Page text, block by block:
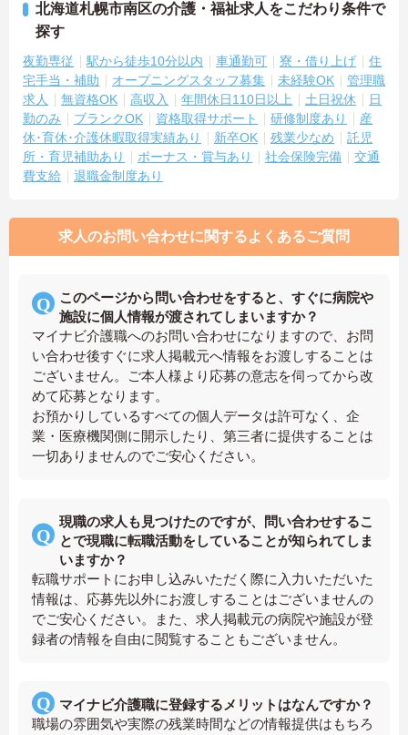
北海道札幌市南区の介護・福祉求人をこだわり条件で
探す
夜勤専従 駅から徒歩10分以内 車通勤可 寮・借り上げ
住
宅手当・補助
オープニングスタッフ募集 未経験OK
管理職
求人
無資格OK 高収入 年間休日110日以上 土日祝休
日
勤のみ
ブランクOK 資格取得サポート 研修制度あり
産
休･育休･介護休暇取得実績あり
新卒OK 残業少なめ
託児
所・育児補助あり
ボーナス・賞与あり 社会保険完備
交通
費支給
退職金制度あり
求人のお問い合わせに関するよくあるご質問
このページから問い合わせをすると、すぐに病院や
施設に個人情報が渡されてしまいますか？
マイナビ介護職へのお問い合わせになりますので、お問
い合わせ後すぐに求人掲載元へ情報をお渡しすることは
ございません。ご本人様より応募の意志を伺ってから改
めて応募となります。
お預かりしているすべての個人データは許可なく、企
業・医療機関側に開示したり、第三者に提供することは
一切ありませんのでご安心ください。
現職の求人も見つけたのですが、問い合わせするこ
とで現職に転職活動をしていることが知られてしま
いますか？
転職サポートにお申し込みいただく際に入力いただいた
情報は、応募先以外にお渡しすることはございませんの
でご安心ください。また、求人掲載元の病院や施設が登
録者の情報を自由に閲覧することもございません。
マイナビ介護職に登録するメリットはなんですか？
職場の雰囲気や実際の残業時間などの情報提供はもちろ